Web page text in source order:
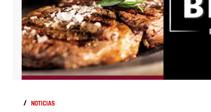
/ NOTICIAS